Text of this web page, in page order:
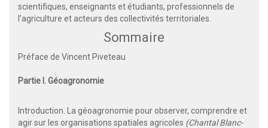
scientifiques, enseignants et étudiants, professionnels de
l’agriculture et acteurs des collectivités territoriales.
Sommaire
Préface de Vincent Piveteau
Partie I. Géoagronomie
Introduction. La géoagronomie pour observer, comprendre et
agir sur les organisations spatiales agricoles (Chantal Blanc-